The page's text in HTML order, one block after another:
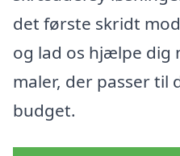
det første skridt
og lad os hjælpe dig
maler, der passer til
budget.